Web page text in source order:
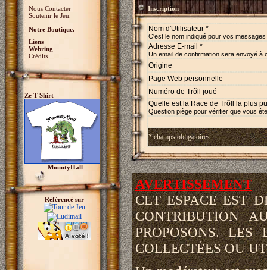
Nous Contacter
Soutenir le Jeu.
Notre Boutique.
Liens
Webring
Crédits
Ze T-Shirt
MountyHall
Référencé sur
Inscription
Nom d'Utilisateur *
C'est le nom indiqué pour vos
Adresse E-mail *
Un email de confirmation sera envoyé à
Origine
Page Web personnelle
Numéro de Trõll joué
Quelle est la Race de Trõll la plus
Question piège pour vérifier que vous
* champs obligatoires
AVERTISSEMENT
CET ESPACE EST
CONTRIBUTION
PROPOSONS.
COLLECTÉES OU